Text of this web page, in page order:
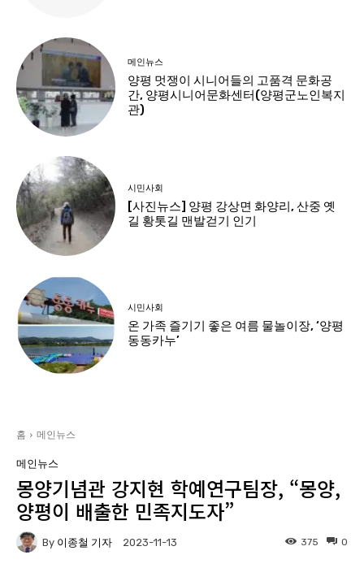
메인뉴스
양평 멋쟁이 시니어들의 고품격 문화공
간, 양평시니어문화센터(양평군노인복지
관)
시민사회
[사진뉴스] 양평 강상면 화양리, 산중 옛
길 황톳길 맨발걷기 인기
시민사회
온 가족 즐기기 좋은 여름 물놀이장, ‘양평
동동카누’